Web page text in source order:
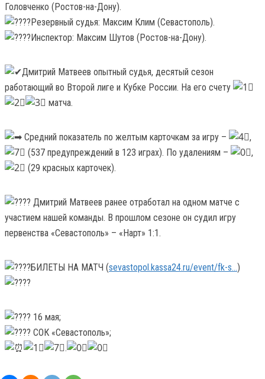
Головченко (Ростов-на-Дону).
Резервный судья: Максим Клим (Севастополь).
Инспектор: Максим Шутов (Ростов-на-Дону).
Дмитрий Матвеев опытный судья, десятый сезон
работающий во Второй лиге и Кубке России. На его счету
матча.
Средний показатель по желтым карточкам за игру –
,
(537 предупреждений в 123 играх). По удалениям –
,
(29 красных карточек).
Дмитрий Матвеев ранее отработал на одном матче с
участием нашей команды. В прошлом сезоне он судил игру
первенства «Севастополь» – «Нарт» 1:1.
БИЛЕТЫ НА МАТЧ (sevastopol.kassa24.ru/event/fk-s...)
16 мая;
СОК «Севастополь»;
.